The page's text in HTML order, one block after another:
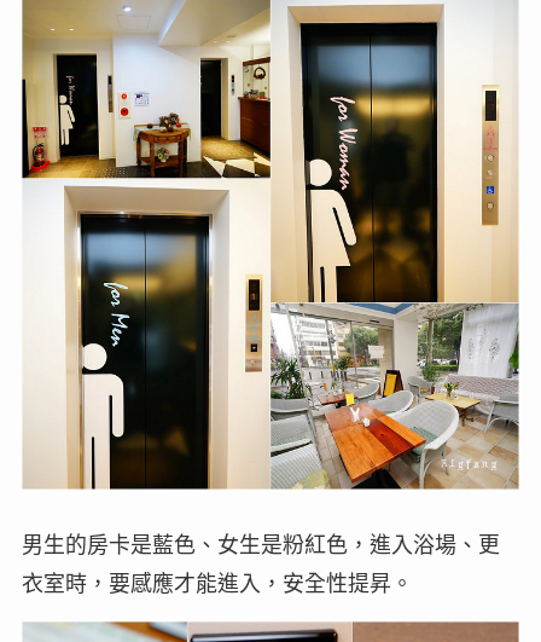
男生的房卡是藍色、女生是粉紅色，進入浴場、更
衣室時，要感應才能進入，安全性提昇。